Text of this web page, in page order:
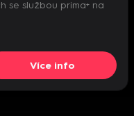
přehrávač
se službou prima+ na
Více info